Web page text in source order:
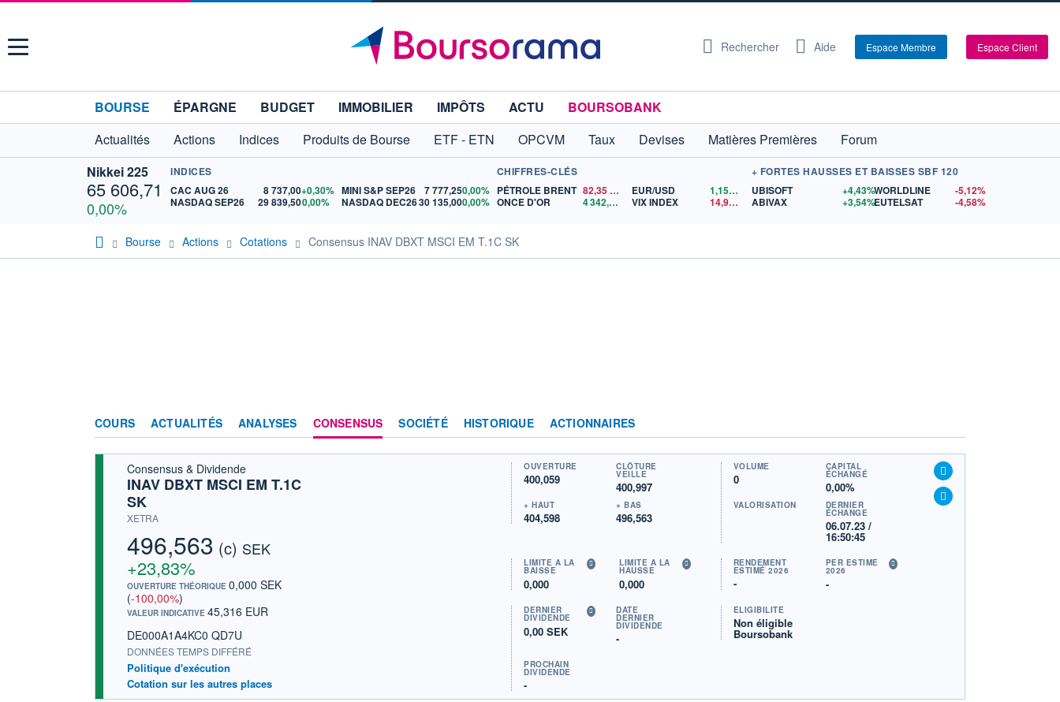
Menu Rechercher Aide Espace Membre Espace Client
BOURSE ÉPARGNE BUDGET IMMOBILIER IMPÔTS ACTU
BOURSOBANK
Actualités
Actions Indices Produits de Bourse ETF - ETN OPCVM Taux Devises Matières Premières
Forum
Nikkei 225
65 606,71
0,00%
INDICES
CAC AUG 26
8 737,00+0,30%
NASDAQ SEP26
29 839,500,00%
MINI S&P SEP26 7 777,250,00%
NASDAQ DEC2630 135,000,00%
CHIFFRES-CLÉS
PÉTROLE BRENT 82,35
ONCE D'OR
4 342,26 $US
EUR/USD 1,1559
$US
VIX INDEX
14,90$US
+ FORTES HAUSSES ET BAISSES SBF 120
UBISOFT
+4,43%
ABIVAX
+3,54%
WORLDLINE
-5,12%
EUTELSAT
-4,58%
Bourse Actions Cotations Consensus INAV DBXT MSCI EM T.1C SK
COURS ACTUALITÉS ANALYSES CONSENSUS SOCIÉTÉ HISTORIQUE ACTIONNAIRES
Consensus & Dividende
INAV DBXT MSCI EM T.1C
SK
XETRA
496,563 (c) SEK
+23,83%
OUVERTURE THÉORIQUE 0,000 SEK
(-100,00%)
VALEUR INDICATIVE 45,316 EUR
DE000A1A4KC0 QD7U
DONNÉES TEMPS DIFFÉRÉ
Politique d'exécution
Cotation sur les autres places
OUVERTURE
400,059
CLÔTURE
VEILLE
400,997
+ HAUT
404,598
+ BAS
496,563
VOLUME
0
CAPITAL
ÉCHANGÉ
0,00%
VALORISATION DERNIER
ÉCHANGE
06.07.23 /
16:50:45
LIMITE À LA
BAISSE
0,000
LIMITE À LA
HAUSSE
0,000
RENDEMENT
ESTIMÉ 2026
-
PER ESTIMÉ
2026
-
DERNIER
DIVIDENDE
0,00 SEK
DATE
DERNIER
DIVIDENDE
-
PROCHAIN
DIVIDENDE
-
ÉLIGIBILITÉ
Non éligible
Boursobank